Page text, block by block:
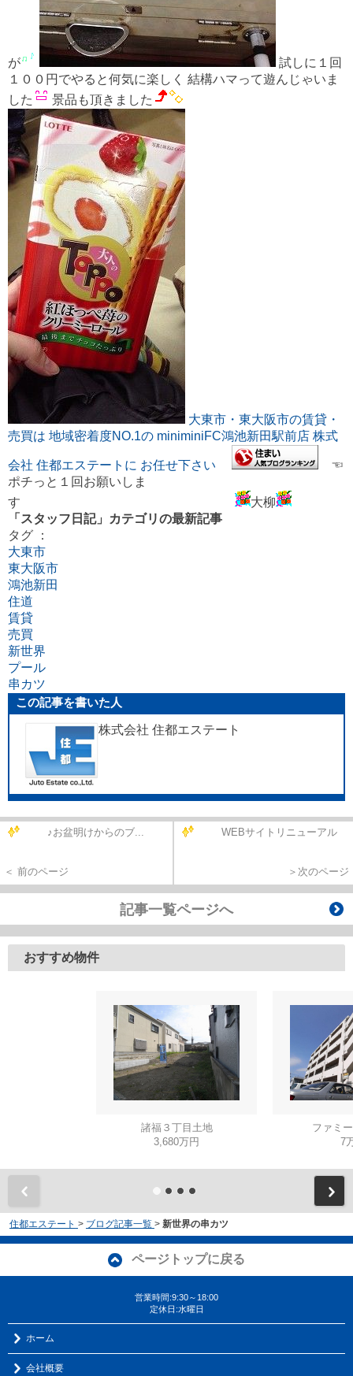
が
試しに１回
１００円でやると何気に楽しく 結構ハマって遊んじゃいま
した
景品も頂きました
大東市・東大阪市の賃貸・
売買は 地域密着度NO.1の miniminiFC鴻池新田駅前店 株式
会社 住都エステートに お任せ下さい
☜
ポチっと１回お願いしま
す
大柳
「スタッフ日記」カテゴリの最新記事
タグ ：
大東市
東大阪市
鴻池新田
住道
賃貸
売買
新世界
プール
串カツ
この記事を書いた人
株式会社 住都エステート
♪お盆明けからのブ...
＜ 前のページ
WEBサイトリニューアル
＞次のページ
記事一覧ページへ
おすすめ物件
諸福３丁目土地
3,680万円
ファミ
7
住都エステート > ブログ記事一覧 > 新世界の串カツ
ページトップに戻る
営業時間:9:30～18:00
定休日:水曜日
ホーム
会社概要